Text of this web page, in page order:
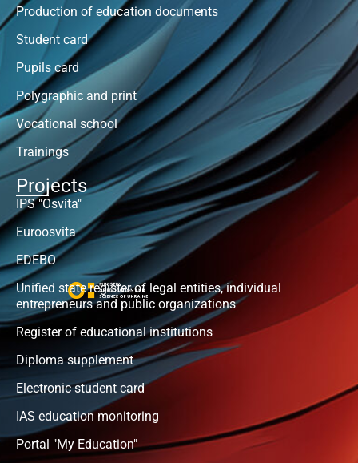
Production of education documents
Student card
Pupils card
Polygraphic and print
Vocational school
Trainings
Projects
IPS "Osvita"
Euroosvita
EDEBO
Unified state register of legal entities, individual
entrepreneurs and public organizations
Register of educational institutions
Diploma supplement
Electronic student card
IAS education monitoring
Portal "My Education"